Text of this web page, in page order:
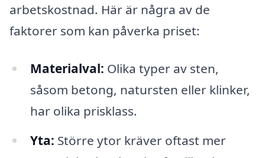
arbetskostnad. Här är några av de
faktorer som kan påverka priset:
Materialval: Olika typer av sten,
såsom betong, natursten eller klinker,
har olika prisklass.
Yta: Större ytor kräver oftast mer